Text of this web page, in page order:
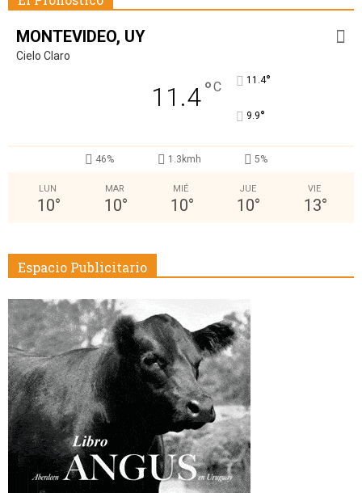
MONTEVIDEO, UY
Cielo Claro
11.4°C 11.4°
9.9°
46% 1.3kmh 5%
LUN
10°
MAR
10°
MIÉ
10°
JUE
10°
VIE
13°
Espacio Publicitario